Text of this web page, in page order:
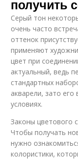
получить
Серый тон
очень часто
оттенок
применяют
цвет при
актуальный, ведь
стандартных
акварели, зато
условиях.
Законы цветового
Чтобы получать
нужно
колористики,